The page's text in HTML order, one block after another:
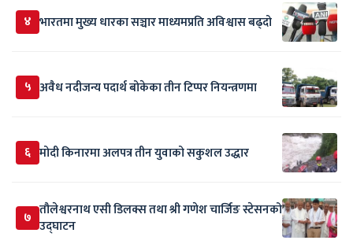
४ भारतमा मुख्य धारका सञ्चार माध्यमप्रति अविश्वास बढ्दो
५ अवैध नदीजन्य पदार्थ बोकेका तीन टिप्पर नियन्त्रणमा
६ मोदी किनारमा अलपत्र तीन युवाको सकुशल उद्धार
७ तौलेश्वरनाथ एसी डिलक्स तथा श्री गणेश चार्जिङ स्टेसनको
उद्घाटन